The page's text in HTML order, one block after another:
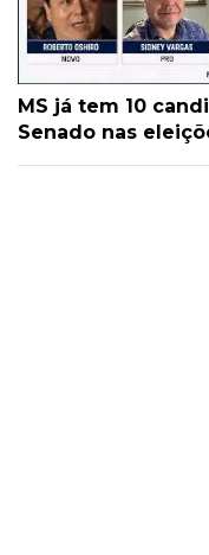
MS já tem 10
Senado nas